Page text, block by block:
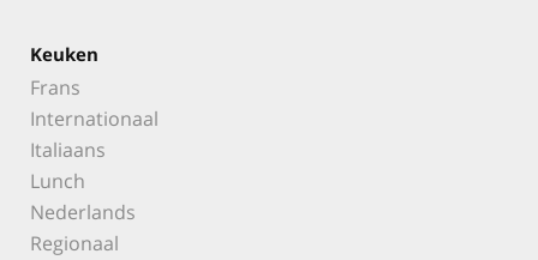
Keuken
Frans
Internationaal
Italiaans
Lunch
Nederlands
Regionaal